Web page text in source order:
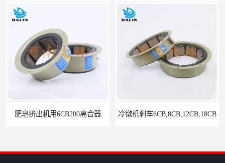
冷镦机刹车6CB,8CB,12CB,18CB Airflex同等6CB200离合器